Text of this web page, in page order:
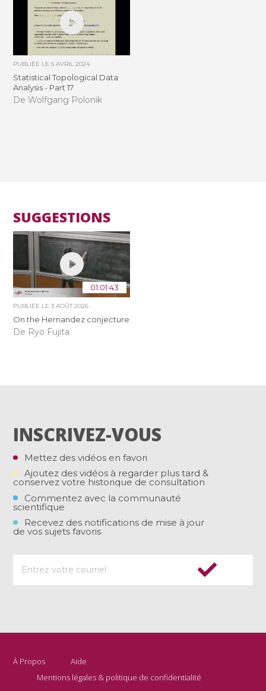
PUBLIÉE LE5 AVRIL 2024
Statistical Topological Data
Analysis - Part 17
De Wolfgang Polonik
SUGGESTIONS
01:01:43
PUBLIÉE LE3 AOÛT 2026
On the Hernandez conjecture
De Ryo Fujita
INSCRIVEZ-VOUS
Mettez des vidéos en favori
Ajoutez des vidéos à regarder plus tard &
conservez votre historique de consultation
Commentez avec la communauté
scientifique
Recevez des notifications de mise à jour
de vos sujets favoris
À Propos
Aide
Mentions légales & politique de confidentialité